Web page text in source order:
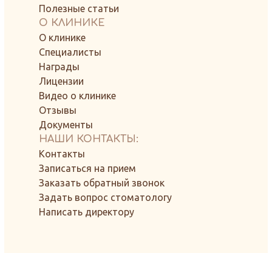
Полезные статьи
О КЛИНИКЕ
О клинике
Специалисты
Награды
Лицензии
Видео о клинике
Отзывы
Документы
НАШИ КОНТАКТЫ:
Контакты
Записаться на прием
Заказать обратный звонок
Задать вопрос стоматологу
Написать директору